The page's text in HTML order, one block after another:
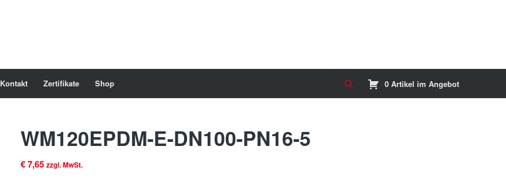
Kontakt Zertifikate Shop 0 Artikel im Angebot
WM120EPDM-E-DN100-PN16-5
€7,65 zzgl. MwSt.